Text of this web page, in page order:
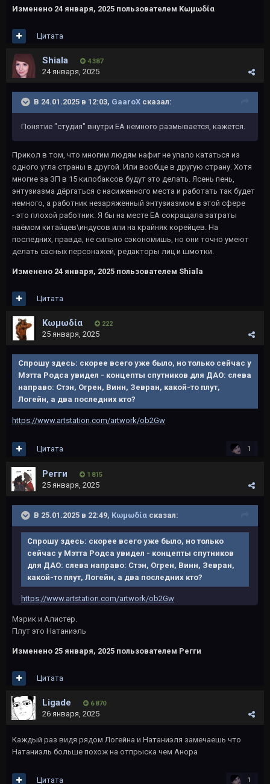
Изменено 24 января, 2025 пользователем Kωμωδία
Цитата
Shiala 4 387
24 января, 2025
В 24.01.2025 в 12:03, GaaroX сказал:
Понятие "студия" внутри ЕА немного размывается, кажется.
Прикол в том, что многим людям нафиг не упало кататься из
одного угла страны в другой. Или вообще в другую страну. Хотя
многие за ЗП в 15 килобаксов будут это делать. Ясень пень,
энтузиазма дёргаться с насиженного места и работать так будет
немного, а работник незаряженный энтузиазмом в этой сфере
- это плохой работник. Я бы на месте ЕА сокращала затраты
наёмом китайцев\индусов или на крайняк корейцев. На
последних, правда, не сильно сэкономишь, но они точно умеют
делать сасных персонажей, редакторы лиц и шмотки.
Изменено 24 января, 2025 пользователем Shiala
Цитата
Kωμωδία 222
25 января, 2025
Спрошу здесь: скорее всего уже было, но только сейчас у
Мэтта Родса увидел - концепты спутников для ДАО: слева
направо: Стэн, Огрен, Винн, Зевран, какой-то плут,
Логейн, а два последних кто?
https://www.artstation.com/artwork/ob2Gw
1
Цитата
Регги 1 815
25 января, 2025
В 25.01.2025 в 22:49, Kωμωδία сказал:
Спрошу здесь: скорее всего уже было, но только
сейчас у Мэтта Родса увидел - концепты спутников
для ДАО: слева направо: Стэн, Огрен, Винн, Зевран,
какой-то плут, Логейн, а два последних кто?
https://www.artstation.com/artwork/ob2Gw
Мэрик и Алистер.
Плут это Натаниэль
Изменено 25 января, 2025 пользователем Регги
Цитата
Ligade 6 870
26 января, 2025
Каждый раз видя рядом Логейна и Натаниэля замечаешь что
Натаниэль больше похож на отпрыска чем Анора
1
Цитата